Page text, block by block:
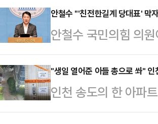
보자들의 낙마를 위
대통령실 정무수석
령은) 고민 결과 이…
쌍권 청산 요구-혁신
적인 개혁 생각은 없
사람을 고른 필연적
하지 않고, 돌발적인
어떻게 했는지는 아
면서 내려가 버렸다.…
안철수 "'친전한길계 당대표' 막
안철수 국민의힘 의
대표 출마를 선언한
고 꼿꼿했던 그 분이
과거와 달라진 모습
과의 대결에서 승리
"생일 열어준 아들 총으로 쏴"
인천 송도의 한 아파
발생했다.21일 인천